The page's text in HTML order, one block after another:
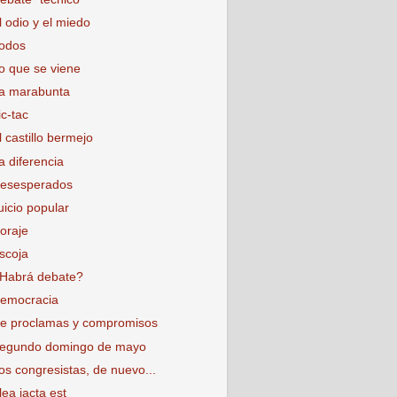
odio y el miedo
que se viene
marabunta
tac
castillo bermejo
diferencia
popular
debate?
proclamas y compromisos
domingo de mayo
congresistas, de nuevo...
jacta est